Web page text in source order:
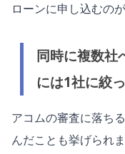
ローンに申し込むの
同時に複数社
には1社に絞
アコムの審査に落ち
んだことも挙げられま